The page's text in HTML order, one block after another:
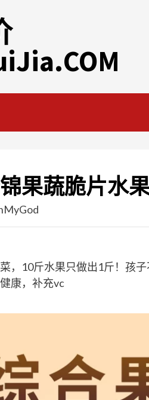
果蔬脆片水
，10斤水果只做出1斤！孩
康，补充vc